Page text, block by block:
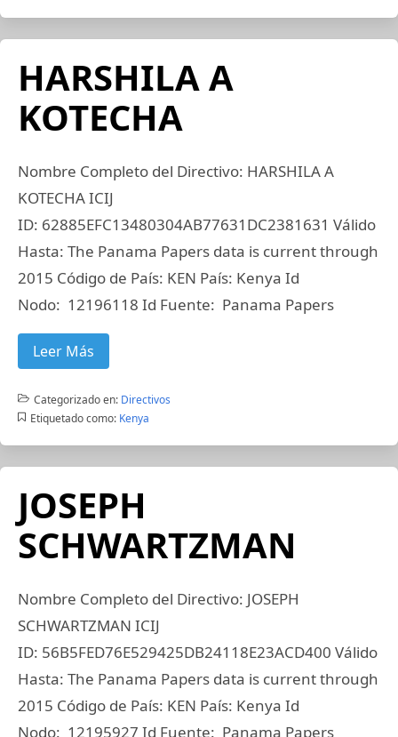
HARSHILA A
KOTECHA
Nombre Completo del Directivo: HARSHILA A
KOTECHA ICIJ
ID: 62885EFC13480304AB77631DC2381631 Válido
Hasta: The Panama Papers data is current through
2015 Código de País: KEN País: Kenya Id
Nodo: 12196118 Id Fuente: Panama Papers
Leer Más
Categorizado en: Directivos
Etiquetado como: Kenya
JOSEPH
SCHWARTZMAN
Nombre Completo del Directivo: JOSEPH
SCHWARTZMAN ICIJ
ID: 56B5FED76E529425DB24118E23ACD400 Válido
Hasta: The Panama Papers data is current through
2015 Código de País: KEN País: Kenya Id
Nodo: 12195927 Id Fuente: Panama Papers